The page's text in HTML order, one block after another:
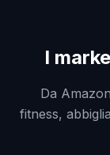
I
Da
fitness,